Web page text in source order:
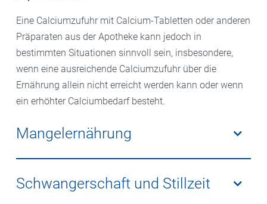
Eine Calciumzufuhr mit Calcium-Tabletten oder anderen
Präparaten aus der Apotheke kann jedoch in
bestimmten Situationen sinnvoll sein, insbesondere,
wenn eine ausreichende Calciumzufuhr über die
Ernährung allein nicht erreicht werden kann oder wenn
ein erhöhter Calciumbedarf besteht.
Mangelernährung
Wenn Sie aufgrund einer unzureichenden Zufuhr
calciumreicher Lebensmittel einen niedrigen
Calciumspiegel im Körper haben, kann die Einnahme
Schwangerschaft und Stillzeit